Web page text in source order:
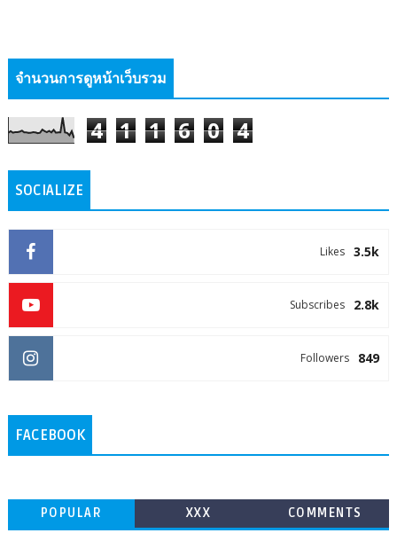
จำนวนการดูหน้าเว็บรวม
4 1 1 6 0 4
SOCIALIZE
3.5k
Likes
2.8k
Subscribes
849
Followers
FACEBOOK
POPULAR XXX COMMENTS